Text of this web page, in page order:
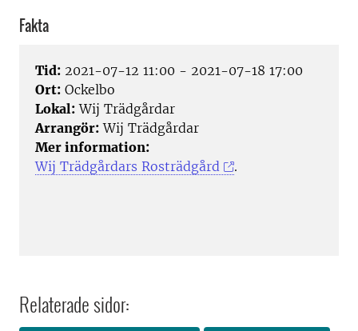
Fakta
Tid: 2021-07-12 11:00 - 2021-07-18 17:00
Ort: Ockelbo
Lokal: Wij Trädgårdar
Arrangör: Wij Trädgårdar
Mer information:
Wij Trädgårdars Rosträdgård
.
Relaterade sidor: